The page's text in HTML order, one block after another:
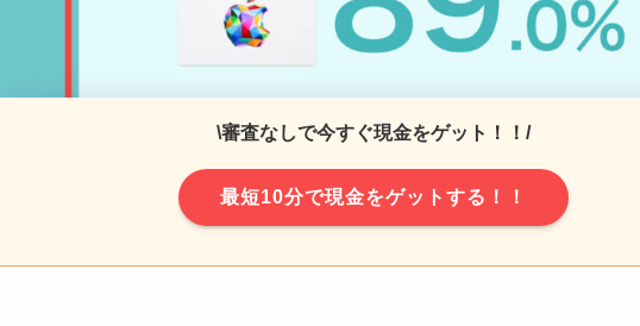
\審査なしで今すぐ現金をゲット！！/
最短10分で現金をゲットする！！